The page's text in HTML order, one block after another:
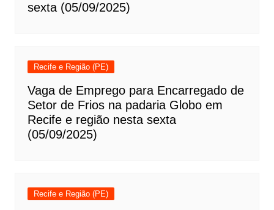
sexta (05/09/2025)
Recife e Região (PE)
Vaga de Emprego para Encarregado de
Setor de Frios na padaria Globo em
Recife e região nesta sexta
(05/09/2025)
Recife e Região (PE)